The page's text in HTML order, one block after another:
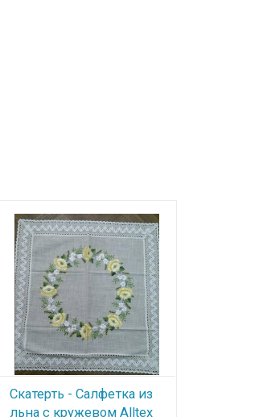
Скатерть - Салфетка из
льна с кружевом Alltex